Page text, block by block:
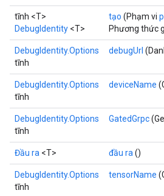
tĩnh <T>
DebugIdentity <T>
tạo (Phạm vi
Phương thức
DebugIdentity.Options
tĩnh
debugUrl
DebugIdentity.Options
tĩnh
deviceName
DebugIdentity.Options
tĩnh
GatedGrpc
Đầu ra <T> đầu ra ()
DebugIdentity.Options
tĩnh
tensorName